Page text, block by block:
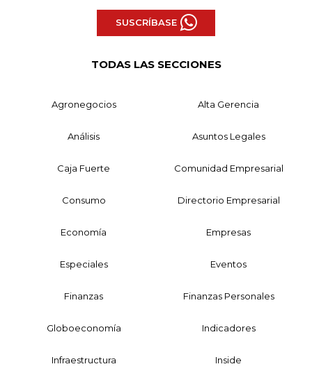
SUSCRÍBASE
TODAS LAS SECCIONES
Agronegocios Alta Gerencia
Análisis Asuntos Legales
Caja Fuerte Comunidad Empresarial
Consumo Directorio Empresarial
Economía Empresas
Especiales Eventos
Finanzas Finanzas Personales
Globoeconomía Indicadores
Infraestructura Inside